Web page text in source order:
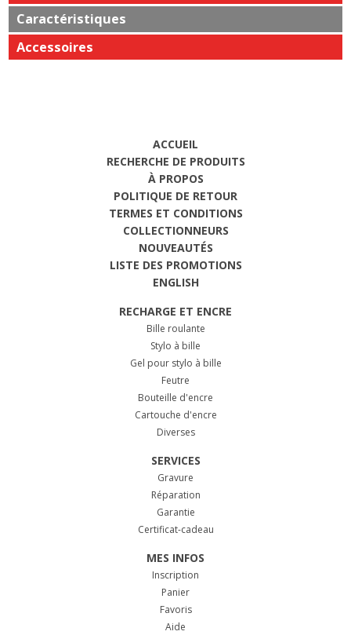
Caractéristiques
Accessoires
ACCUEIL
RECHERCHE DE PRODUITS
À PROPOS
POLITIQUE DE RETOUR
TERMES ET CONDITIONS
COLLECTIONNEURS
NOUVEAUTÉS
LISTE DES PROMOTIONS
ENGLISH
RECHARGE ET ENCRE
Bille roulante
Stylo à bille
Gel pour stylo à bille
Feutre
Bouteille d'encre
Cartouche d'encre
Diverses
SERVICES
Gravure
Réparation
Garantie
Certificat-cadeau
MES INFOS
Inscription
Panier
Favoris
Aide